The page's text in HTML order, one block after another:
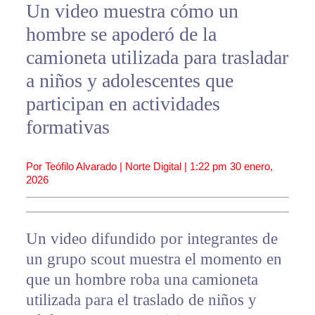
Un video muestra cómo un
hombre se apoderó de la
camioneta utilizada para trasladar
a niños y adolescentes que
participan en actividades
formativas
Por Teófilo Alvarado | Norte Digital | 1:22 pm 30 enero,
2026
Un video difundido por integrantes de
un grupo scout muestra el momento en
que un hombre roba una camioneta
utilizada para el traslado de niños y